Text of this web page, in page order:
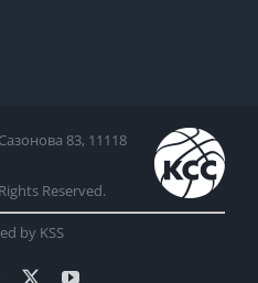
83, 11118
Reserved.
by KSS
Instagram YouTube